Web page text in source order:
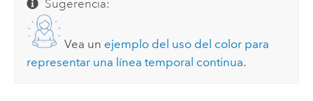
Sugerencia:
Vea un ejemplo del uso del color para
representar una línea temporal continua.